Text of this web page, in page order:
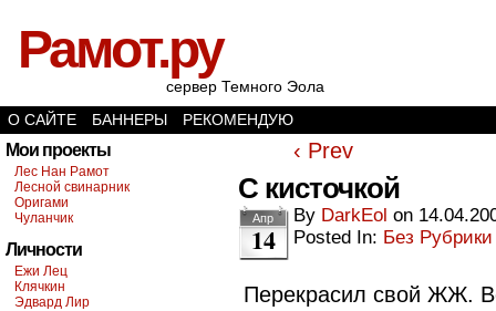
Рамот.ру
сервер Темного Эола
О САЙТЕ
БАННЕРЫ РЕКОМЕНДУЮ
Мои проекты
Лес Нан Рамот
Лесной свинарник
Оригами
Чуланчик
Личности
Ежи Лец
Клячкин
Эдвард Лир
‹ Prev
С кисточкой
Апр
14
By DarkEol on
Posted In: Без Рубрики
Перекрасил свой ЖЖ.